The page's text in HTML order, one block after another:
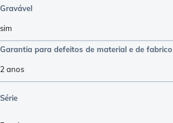
Gravável
sim
Garantia para defeitos de material e de fabrico
2 anos
Série